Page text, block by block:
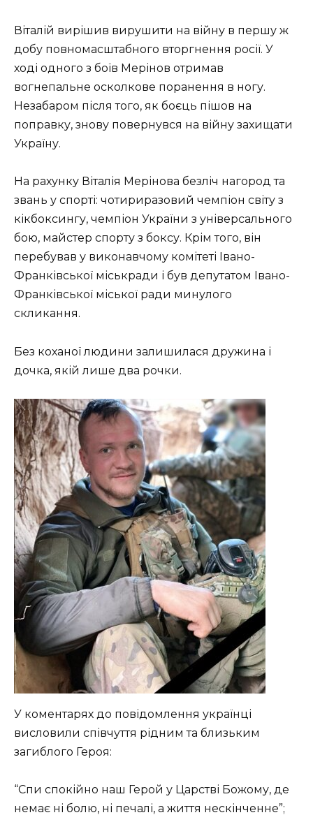
Віталій вирішив вирушити на війну в першу ж
добу повномасштабного вторгнення росії. У
ході одного з боїв Мерінов отримав
вогнепальне осколкове поранення в ногу.
Незабаром після того, як боєць пішов на
поправку, знову повернувся на війну захищати
Україну.
На рахунку Віталія Мерінова безліч нагород та
звань у спорті: чотириразовий чемпіон світу з
кікбоксингу, чемпіон України з універсального
бою, майстер спорту з боксу. Крім того, він
перебував у виконавчому комітеті Івано-
Франківської міськради і був депутатом Івано-
Франківської міської ради минулого
скликання.
Без коханої людини залишилася дружина і
дочка, якій лише два рочки.
У коментарях до повідомлення українці
висловили співчуття рідним та близьким
загиблого Героя:
“Спи спокійно наш Герой у Царстві Божому, де
немає ні болю, ні печалі, а життя нескінченне”;